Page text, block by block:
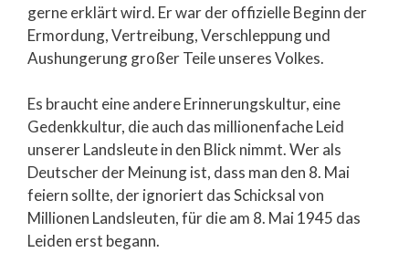
gerne erklärt wird. Er war der offizielle Beginn der
Ermordung, Vertreibung, Verschleppung und
Aushungerung großer Teile unseres Volkes.
Es braucht eine andere Erinnerungskultur, eine
Gedenkkultur, die auch das millionenfache Leid
unserer Landsleute in den Blick nimmt. Wer als
Deutscher der Meinung ist, dass man den 8. Mai
feiern sollte, der ignoriert das Schicksal von
Millionen Landsleuten, für die am 8. Mai 1945 das
Leiden erst begann.